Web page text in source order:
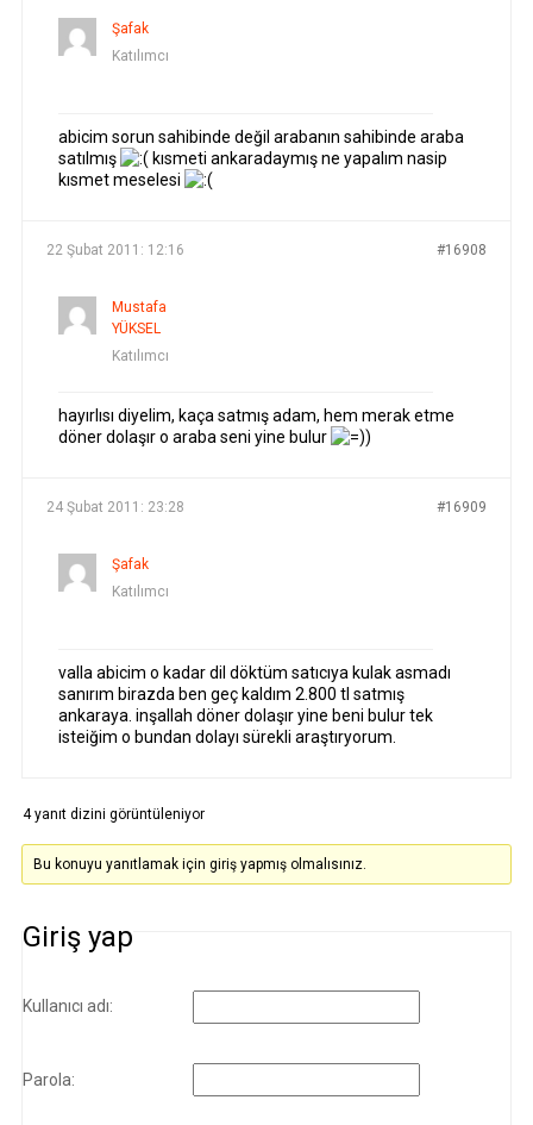
Şafak
Katılımcı
abicim sorun sahibinde değil arabanın sahibinde araba
satılmış
kısmeti ankaradaymış ne yapalım nasip
kısmet meselesi
22 Şubat 2011: 12:16 #16908
Mustafa
YÜKSEL
Katılımcı
hayırlısı diyelim, kaça satmış adam, hem merak etme
döner dolaşır o araba seni yine bulur
)
24 Şubat 2011: 23:28 #16909
Şafak
Katılımcı
valla abicim o kadar dil döktüm satıcıya kulak asmadı
sanırım birazda ben geç kaldım 2.800 tl satmış
ankaraya. inşallah döner dolaşır yine beni bulur tek
isteiğim o bundan dolayı sürekli araştıryorum.
4 yanıt dizini görüntüleniyor
Bu konuyu yanıtlamak için giriş yapmış olmalısınız.
Giriş yap
Kullanıcı adı:
Parola: